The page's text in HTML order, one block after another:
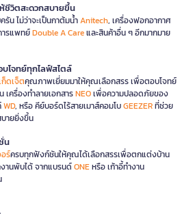
ห้ชีวิตสะดวกสบายขึ้น
รัน ไม่ว่าจะเป็นกาต้มน้ำAnitech, เครื่องฟอกอากาศ
ารแพทย์Double A Careและสินค้าอื่น ๆ อีกมากมาย
บโจทย์ทุกไลฟ์สไตล์
ดเจ็ตคุณภาพเยี่ยมมาให้คุณเลือกสรร เพื่อตอบโจทย์
เครื่องทำลายเอกสารNEOเพื่อความปลอดภัยของ
WD, หรือ คีย์บอร์ดไร้สายเมาส์คอมโบGEEZERที่ช่วย
ายยิ่งขึ้น
น
ร์ครบทุกฟังก์ชันให้คุณได้เลือกสรรเพื่อตกแต่งบ้าน
งานพับได้ จากแบรนด์ONEหรือ เก้าอี้ทำงาน